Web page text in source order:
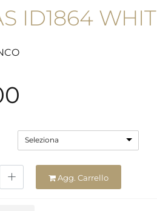
ID1864 WHIT
Seleziona
Agg. Carrello